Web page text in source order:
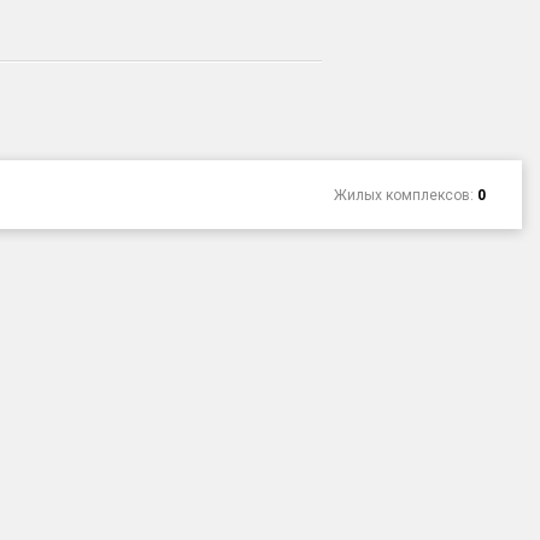
Жилых комплексов: 0